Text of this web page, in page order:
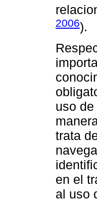
2006).
uso
trata
en el
al uso